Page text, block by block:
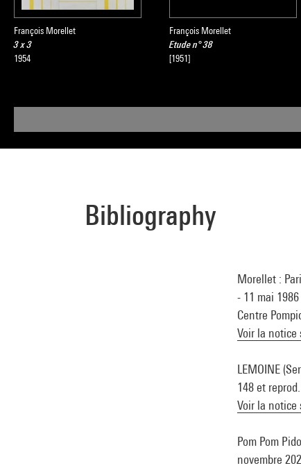
François Morellet
3 x 3
1954
François Morellet
Etude n° 38
[1951]
Bibliography
Morellet :
- 11 mai
Centre
Voir la notice
LEMOINE
148 et
Voir la notice
Pom Pom
novembre